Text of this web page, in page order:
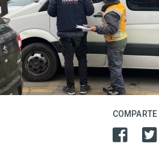
COMPARTE